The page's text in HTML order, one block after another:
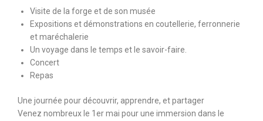
Visite de la forge et de son musée
Expositions et démonstrations en coutellerie, ferronnerie
et maréchalerie
Un voyage dans le temps et le savoir-faire.
Concert
Repas
Une journée pour découvrir, apprendre, et partager
Venez nombreux le 1er mai pour une immersion dans le